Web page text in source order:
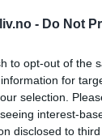
- Do Not
to opt-out of the
for
selection.
interest-
disclosed to